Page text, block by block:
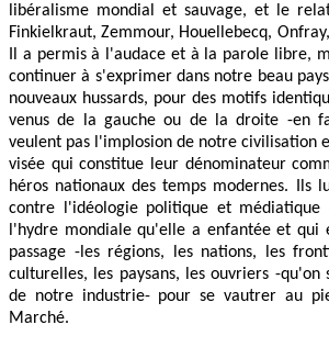
libéralisme mondial et sauvage, et le
Finkielkraut, Zemmour, Houellebecq,
Il a permis à l'audace et à la parole libre,
continuer à s'exprimer dans notre beau
nouveaux hussards, pour des motifs
venus de la gauche ou de la droite -en
veulent pas l'implosion de notre civilisation
visée qui constitue leur dénominateur
héros nationaux des temps modernes. Ils
contre l'idéologie politique et médiatique
l'hydre mondiale qu'elle a enfantée et qui
passage -les régions, les nations, les
culturelles, les paysans, les ouvriers -qu'on
de notre industrie- pour se vautrer au
Marché.